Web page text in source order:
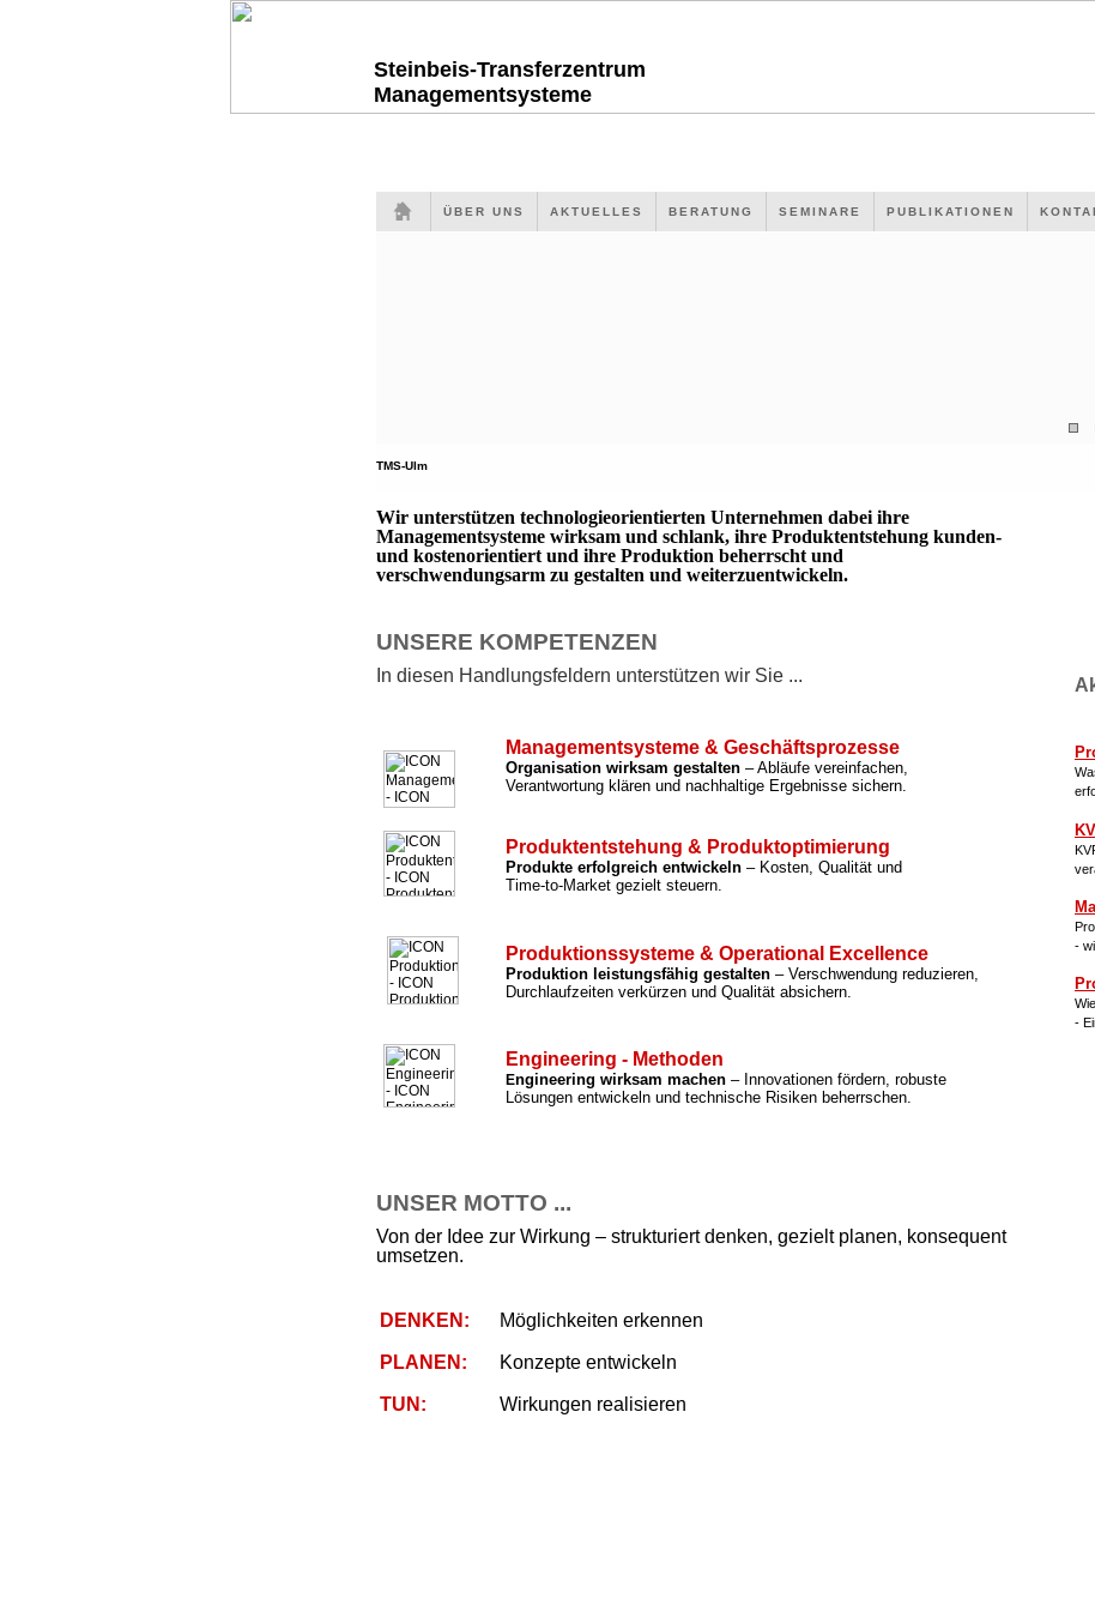
Steinbeis-Transferzentrum
Managementsysteme
ÜBER UNS AKTUELLES BERATUNG SEMINARE PUBLIKATIONEN
TMS-Ulm
Wir unterstützen technologieorientierten Unternehmen dabei ihre
Managementsysteme wirksam und schlank, ihre Produktentstehung kunden-
und kostenorientiert und ihre Produktion beherrscht und
verschwendungsarm zu gestalten und weiterzuentwickeln.
UNSERE KOMPETENZEN
In diesen Handlungsfeldern unterstützen wir Sie ...
Managementsysteme & Geschäftsprozesse
Organisation wirksam gestalten – Abläufe vereinfachen,
Verantwortung klären und nachhaltige Ergebnisse sichern.
Produktentstehung & Produktoptimierung
Produkte erfolgreich entwickeln – Kosten, Qualität und
Time-to-Market gezielt steuern.
Produktionssysteme & Operational Excellence
Produktion leistungsfähig gestalten – Verschwendung reduzieren,
Durchlaufzeiten verkürzen und Qualität absichern.
Engineering - Methoden
Engineering wirksam machen – Innovationen fördern, robuste
Lösungen entwickeln und technische Risiken beherrschen.
UNSER MOTTO ...
Von der Idee zur Wirkung – strukturiert denken, gezielt planen, konsequent
umsetzen.
DENKEN: Möglichkeiten erkennen
PLANEN: Konzepte entwickeln
TUN: Wirkungen realisieren
-
-